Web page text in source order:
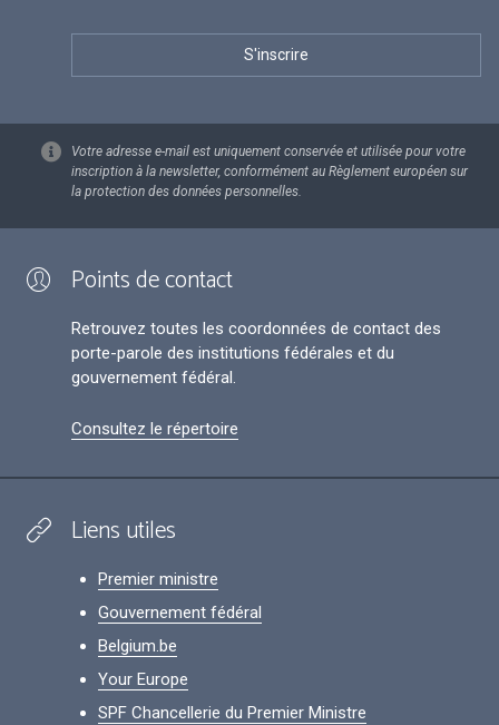
Votre adresse e-mail est uniquement conservée et utilisée pour votre
inscription à la newsletter, conformément au Règlement européen sur
la protection des données personnelles.
Points de contact
Retrouvez toutes les coordonnées de contact des
porte-parole des institutions fédérales et du
gouvernement fédéral.
Consultez le répertoire
Liens utiles
Premier ministre
Gouvernement fédéral
Belgium.be
Your Europe
SPF Chancellerie du Premier Ministre